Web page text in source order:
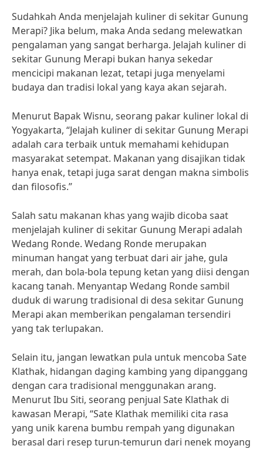
Sudahkah Anda menjelajah kuliner di sekitar Gunung
Merapi? Jika belum, maka Anda sedang melewatkan
pengalaman yang sangat berharga. Jelajah kuliner di
sekitar Gunung Merapi bukan hanya sekedar
mencicipi makanan lezat, tetapi juga menyelami
budaya dan tradisi lokal yang kaya akan sejarah.
Menurut Bapak Wisnu, seorang pakar kuliner lokal di
Yogyakarta, “Jelajah kuliner di sekitar Gunung Merapi
adalah cara terbaik untuk memahami kehidupan
masyarakat setempat. Makanan yang disajikan tidak
hanya enak, tetapi juga sarat dengan makna simbolis
dan filosofis.”
Salah satu makanan khas yang wajib dicoba saat
menjelajah kuliner di sekitar Gunung Merapi adalah
Wedang Ronde. Wedang Ronde merupakan
minuman hangat yang terbuat dari air jahe, gula
merah, dan bola-bola tepung ketan yang diisi dengan
kacang tanah. Menyantap Wedang Ronde sambil
duduk di warung tradisional di desa sekitar Gunung
Merapi akan memberikan pengalaman tersendiri
yang tak terlupakan.
Selain itu, jangan lewatkan pula untuk mencoba Sate
Klathak, hidangan daging kambing yang dipanggang
dengan cara tradisional menggunakan arang.
Menurut Ibu Siti, seorang penjual Sate Klathak di
kawasan Merapi, “Sate Klathak memiliki cita rasa
yang unik karena bumbu rempah yang digunakan
berasal dari resep turun-temurun dari nenek moyang